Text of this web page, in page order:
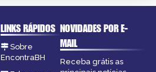
LINKS RÁPIDOS
Sobre
EncontraBH
NOVIDADES POR E-
MAIL
Receba grátis as